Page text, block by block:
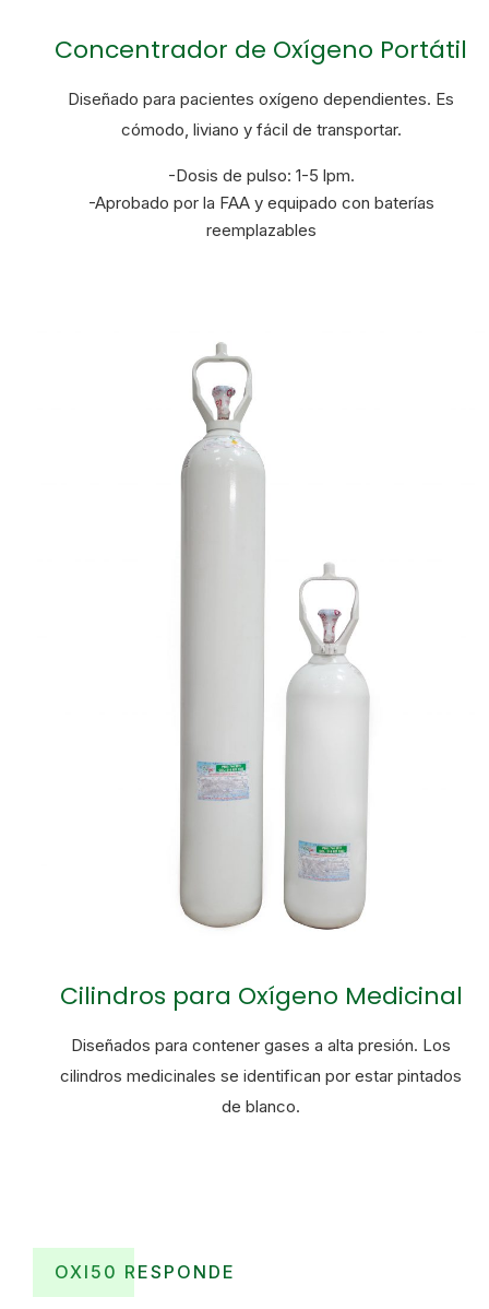
Concentrador de Oxígeno Portátil
Diseñado para pacientes oxígeno dependientes. Es
cómodo, liviano y fácil de transportar.
-Dosis de pulso: 1-5 lpm.
-Aprobado por la FAA y equipado con baterías
reemplazables
Cilindros para Oxígeno Medicinal
Diseñados para contener gases a alta presión. Los
cilindros medicinales se identifican por estar pintados
de blanco.
OXI50 RESPONDE